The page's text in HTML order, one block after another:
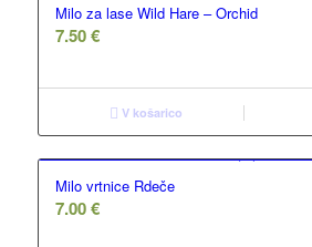
Milo za lase Wild Hare – Orchid
7.50€
V košarico
Milo vrtnice Rdeče
7.00€